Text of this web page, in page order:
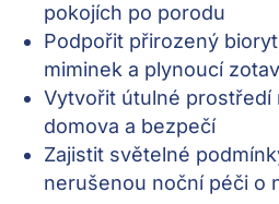
pokojích po porodu
Podpořit přirozený
miminek a plynoucí
Vytvořit útulné prostředí
domova a bezpečí
Zajistit světelné
nerušenou noční péči o